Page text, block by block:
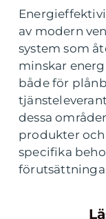
av modern
system som
minskar
både för
dessa
produkter och
specifika